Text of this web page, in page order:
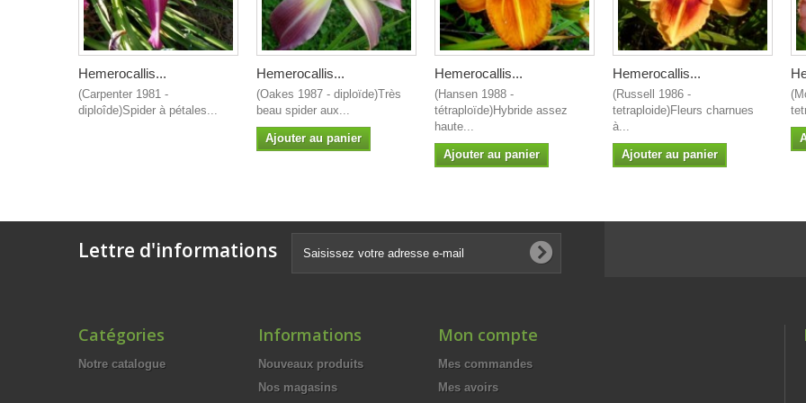
Hemerocallis...
(Carpenter 1981 -
diploîde)Spider à pétales...
Hemerocallis...
(Oakes 1987 - diploïde)Très
beau spider aux...
Ajouter au panier
Hemerocallis...
(Hansen 1988 -
tétraploïde)Hybride assez
haute...
Ajouter au panier
Hemerocallis...
(Russell 1986 -
tetraploide)Fleurs charnues
à...
Ajouter au panier
Lettre d'informations
Catégories
Notre catalogue
Informations
Nouveaux produits
Nos magasins
Mon compte
Mes commandes
Mes avoirs